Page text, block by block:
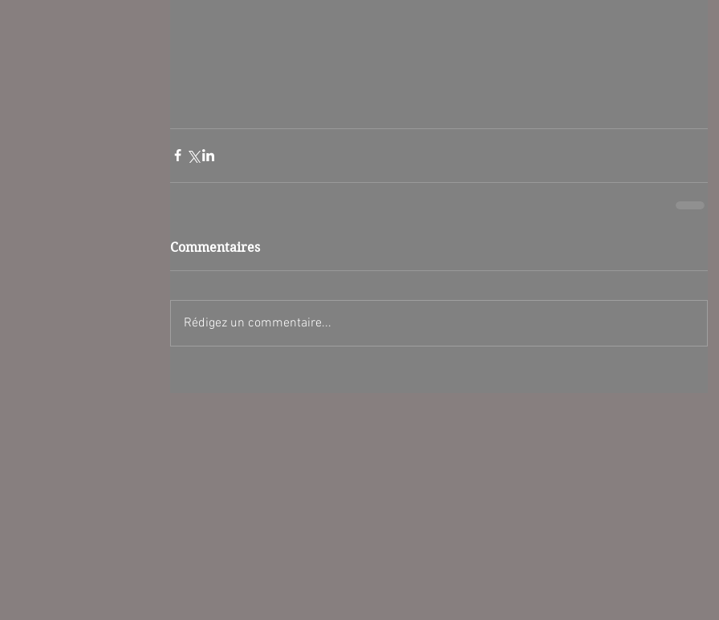
Commentaires
Rédigez un commentaire...